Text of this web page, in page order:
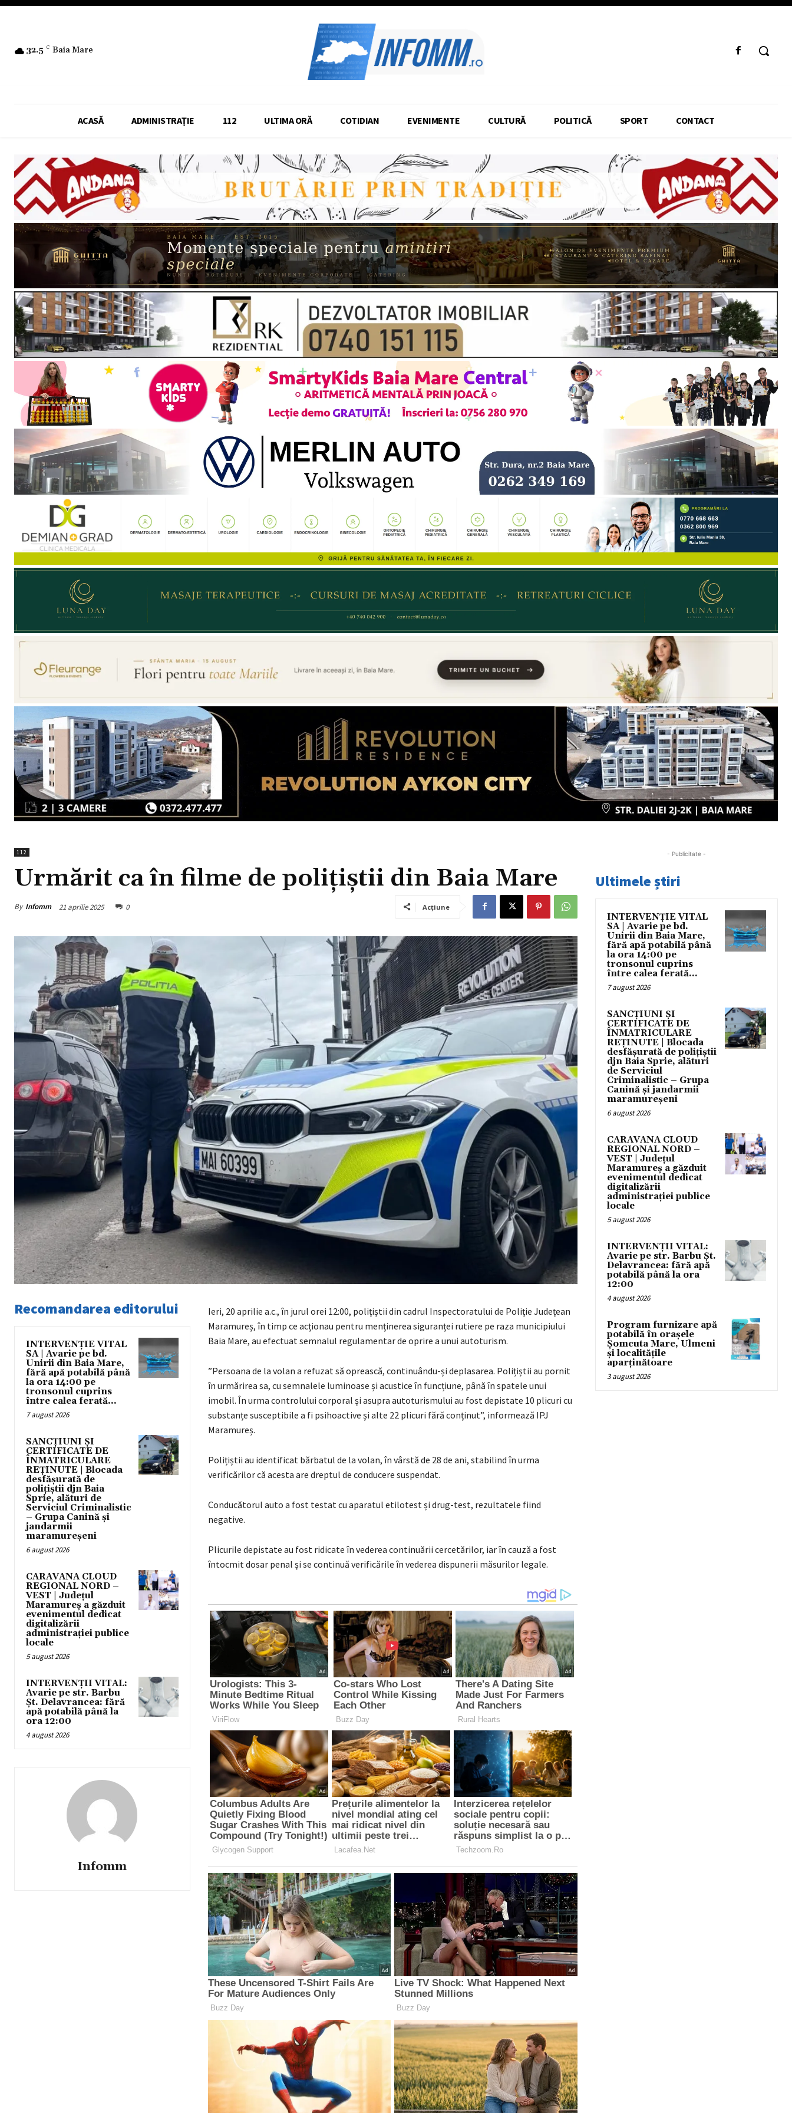
32.5 C Baia Mare
ACASĂ ADMINISTRAȚIE 112 ULTIMA ORĂ COTIDIAN EVENIMENTE CULTURĂ POLITICĂ SPORT CONTACT
112
Urmărit ca în filme de polițiștii din Baia Mare
By Infomm 21 aprilie 2025 0 Acțiune
Recomandarea editorului
INTERVENȚIE VITAL
SA | Avarie pe bd.
Unirii din Baia Mare,
fără apă potabilă până
la ora 14:00 pe
tronsonul cuprins
între calea ferată...
7 august 2026
SANCȚIUNI ȘI
CERTIFICATE DE
ÎNMATRICULARE
REȚINUTE | Blocada
desfășurată de
polițiștii djn Baia
Sprie, alături de
Serviciul Criminalistic
– Grupa Canină și
jandarmii
maramureșeni
6 august 2026
CARAVANA CLOUD
REGIONAL NORD –
VEST | Județul
Maramureș a găzduit
evenimentul dedicat
digitalizării
administrației publice
locale
5 august 2026
INTERVENȚII VITAL:
Avarie pe str. Barbu
Șt. Delavrancea: fără
apă potabilă până la
ora 12:00
4 august 2026
Infomm
Ieri, 20 aprilie a.c., în jurul orei 12:00, polițiștii din cadrul Inspectoratului de Poliție Județean
Maramureș, în timp ce acționau pentru menținerea siguranței rutiere pe raza municipiului
Baia Mare, au efectuat semnalul regulamentar de oprire a unui autoturism.
”Persoana de la volan a refuzat să oprească, continuându-și deplasarea. Polițiștii au pornit
în urmărirea sa, cu semnalele luminoase și acustice în funcțiune, până în spatele unui
imobil. În urma controlului corporal și asupra autoturismului au fost depistate 10 plicuri cu
substanțe susceptibile a fi psihoactive și alte 22 plicuri fără conținut”, informează IPJ
Maramureș.
Polițiștii au identificat bărbatul de la volan, în vârstă de 28 de ani, stabilind în urma
verificărilor că acesta are dreptul de conducere suspendat.
Conducătorul auto a fost testat cu aparatul etilotest și drug-test, rezultatele fiind
negative.
Plicurile depistate au fost ridicate în vederea continuării cercetărilor, iar în cauză a fost
întocmit dosar penal și se continuă verificările în vederea dispunerii măsurilor legale.
- Publicitate -
Ultimele știri
INTERVENȚIE VITAL
SA | Avarie pe bd.
Unirii din Baia Mare,
fără apă potabilă până
la ora 14:00 pe
tronsonul cuprins
între calea ferată...
7 august 2026
SANCȚIUNI ȘI
CERTIFICATE DE
ÎNMATRICULARE
REȚINUTE | Blocada
desfășurată de polițiștii
djn Baia Sprie, alături
de Serviciul
Criminalistic – Grupa
Canină și jandarmii
maramureșeni
6 august 2026
CARAVANA CLOUD
REGIONAL NORD –
VEST | Județul
Maramureș a găzduit
evenimentul dedicat
digitalizării
administrației publice
locale
5 august 2026
INTERVENȚII VITAL:
Avarie pe str. Barbu Șt.
Delavrancea: fără apă
potabilă până la ora
12:00
4 august 2026
Program furnizare apă
potabilă în orașele
Șomcuta Mare, Ulmeni
și localitățile
aparținătoare
3 august 2026